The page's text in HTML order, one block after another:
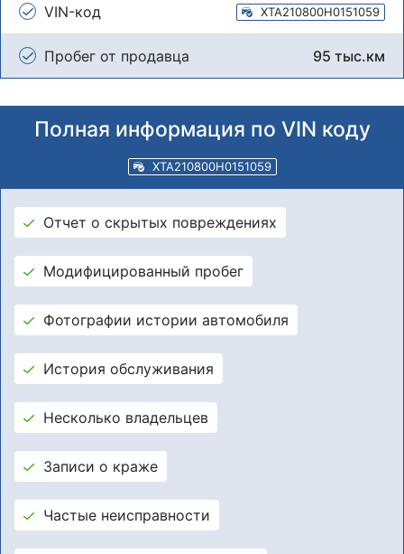
VIN-код XTA210800H0151059
Пробег от продавца 95 тыс.км
Полная информация по VIN коду
XTA210800H0151059
Отчет о скрытых повреждениях
Модифицированный пробег
Фотографии истории автомобиля
История обслуживания
Несколько владельцев
Записи о краже
Частые неисправности